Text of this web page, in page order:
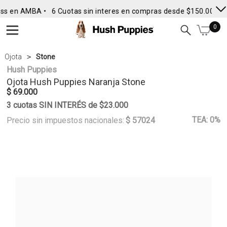
en AMBA • 6 Cuotas sin interes en compras desde $150.000 •
0
Ojota Stone
Hush Puppies
Ojota Hush Puppies Naranja Stone
$ 69.000
3 cuotas SIN INTERÉS de $23.000
Precio sin impuestos nacionales: $ 57024 TEA: 0%